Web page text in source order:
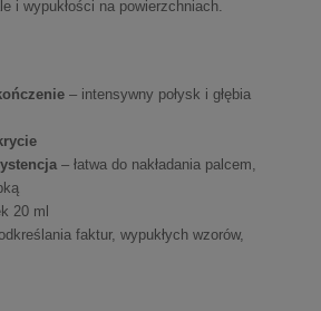
i wypukłości na powierzchniach.
– intensywny połysk i głębia
– łatwa do nakładania palcem,
20 ml
faktur, wypukłych wzorów,